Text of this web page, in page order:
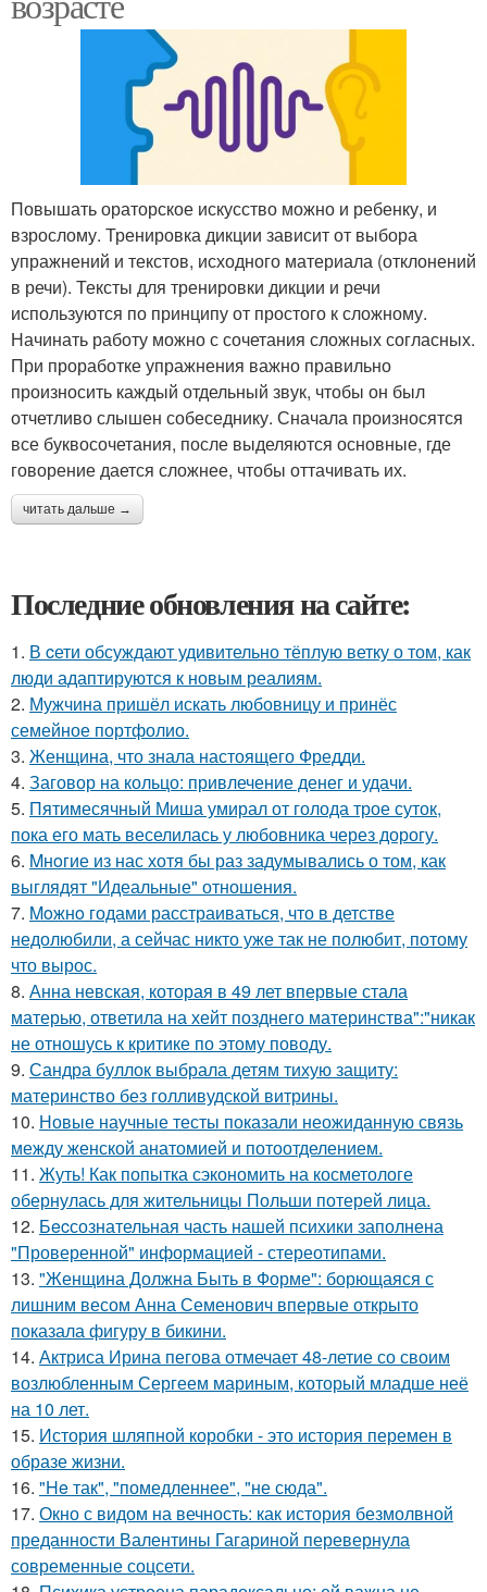
Повышать ораторское искусство можно и ребенку, и
взрослому. Тренировка дикции зависит от выбора
упражнений и текстов, исходного материала (отклонений
в речи). Тексты для тренировки дикции и речи
используются по принципу от простого к сложному.
Начинать работу можно с сочетания сложных согласных.
При проработке упражнения важно правильно
произносить каждый отдельный звук, чтобы он был
отчетливо слышен собеседнику. Сначала произносятся
все буквосочетания, после выделяются основные, где
говорение дается сложнее, чтобы оттачивать их.
читать дальше →
Последние обновления на сайте:
1. В cети обсуждают удивительно тёплую ветку о том, как
люди адаптируются к новым реалиям.
2. Мужчина пришёл искать любовницу и принёс
семейное портфолио.
3. Женщина, что знала настоящего Фредди.
4. Заговор на кольцо: привлечение денег и удачи.
5. Пятимесячный Миша умирал от голода трое суток,
пока его мать веселилась у любовника через дорогу.
6. Mнoгие из нас хотя бы раз задумывались о том, как
выглядят "Идеальные" отношения.
7. Moжнo годами расстраиваться, что в детстве
недолюбили, а сейчас никто уже так не полюбит, потому
что вырос.
8. Анна невская, которая в 49 лет впервые стала
матерью, ответила на хейт позднего материнства":"никак
не отношусь к критике по этому поводу.
9. Сандра буллок выбрала детям тихую защиту:
материнство без голливудской витрины.
10. Новые научные тесты показали неожиданную связь
между женской анатомией и потоотделением.
11. Жуть! Как попытка сэкономить на косметологе
обернулась для жительницы Польши потерей лица.
12. Бecсознательная часть нашей психики заполнена
"Проверенной" информацией - стереотипами.
13. "Женщина Должна Быть в Форме": борющаяся с
лишним весом Анна Семенович впервые открыто
показала фигуру в бикини.
14. Актриса Ирина пегова отмечает 48-летие со своим
возлюбленным Сергеем мариным, который младше неё
на 10 лет.
15. История шляпной коробки - это история перемен в
образе жизни.
16. "He так", "помедленнее", "не сюда".
17. Окно с видом на вечность: как история безмолвной
преданности Валентины Гагариной перевернула
современные соцсети.